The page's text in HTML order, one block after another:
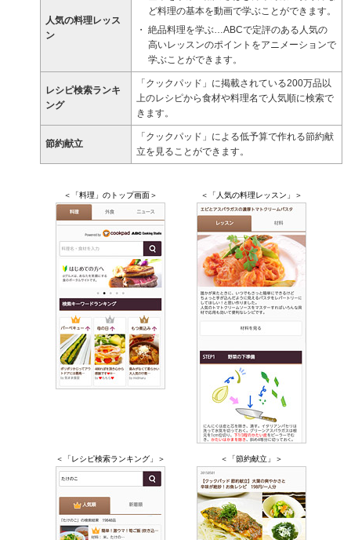
人気の料理レッス
ン
ど料理の基本を動画で学ぶことができます。
絶品料理を学ぶ…ABCで定評のある人気の
高いレッスンのポイントをアニメーションで
学ぶことができます。
レシピ検索ランキ
ング
「クックパッド」に掲載されている200万品以
上のレシピから食材や料理名で人気順に検索で
きます。
節約献立
「クックパッド」による低予算で作れる節約献
立を見ることができます。
＜「料理」のトップ画面＞ ＜「人気の料理レッスン」＞
＜「レシピ検索ランキング」＞ ＜「節約献立」＞